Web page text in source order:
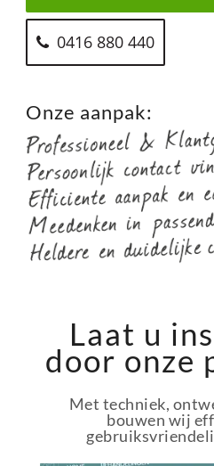
0416 880 440
Onze aanpak:
Laat u
door onze
Met techniek,
bouwen wij